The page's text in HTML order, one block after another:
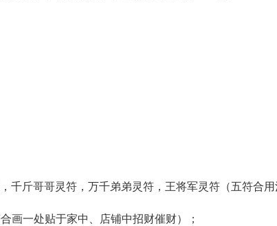
千斤哥哥灵符，万千弟弟灵符，王将军灵符（五符合用
画一处贴于家中、店铺中招财催财）；